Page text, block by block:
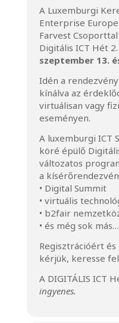
A Luxemburgi
Enterprise
Farvest
Digitális ICT Hét
szeptember 13.
Idén a rendezvény
kínálva az
virtuálisan vagy
eseményen.
A luxemburgi ICT
köré épülő
változatos
a
• Digital Summit
• virtuális
• b2fair
• és még sok más…
Regisztrációért
kérjük, keresse
A DIGITÁLIS ICT
ingyenes.